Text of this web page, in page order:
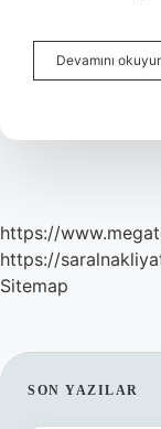
Devamını
https://
https://
Sitemap
SON YAZILAR